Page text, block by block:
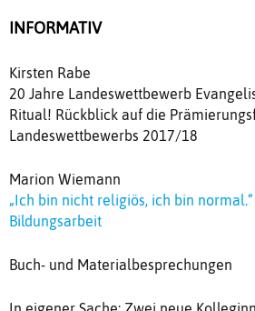
INFORMATIV
Kirsten Rabe
20 Jahre Landeswettbewerb
Ritual! Rückblick auf die
Landeswettbewerbs 2017/18
Marion Wiemann
„Ich bin nicht religiös, ich bin
Bildungsarbeit
Buch- und Materialbesprechungen